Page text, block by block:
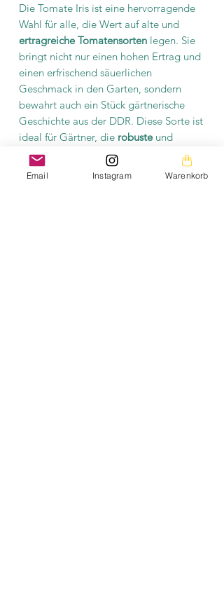
Die Tomate Iris ist eine hervorragende
Wahl für alle, die Wert auf alte und
ertragreiche Tomatensorten legen. Sie
bringt nicht nur einen hohen Ertrag und
einen erfrischend säuerlichen
Geschmack in den Garten, sondern
bewahrt auch ein Stück gärtnerische
Geschichte aus der DDR. Diese Sorte ist
ideal für Gärtner, die robuste und
pflegeleichte Tomatenpflanzen suchen,
die gleichzeitig geschmacklich
Email Instagram Warenkorb